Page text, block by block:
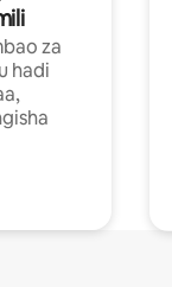
za
hadi